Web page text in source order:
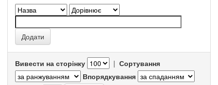
Вивести на сторінку | Сортування
Впорядкування